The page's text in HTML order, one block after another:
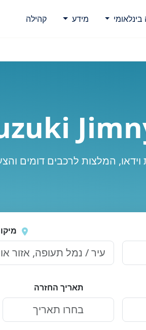
בינלאומי מידע קהילה
וידאו, המלצות לרכבים דומים
תאריך החזרה